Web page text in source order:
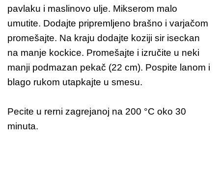
pavlaku i maslinovo ulje. Mikserom malo
umutite. Dodajte pripremljeno brašno i varjačom
promešajte. Na kraju dodajte koziji sir iseckan
na manje kockice. Promešajte i izručite u neki
manji podmazan pekač (22 cm). Pospite lanom i
blago rukom utapkajte u smesu.
Pecite u rerni zagrejanoj na 200 °C oko 30
minuta.